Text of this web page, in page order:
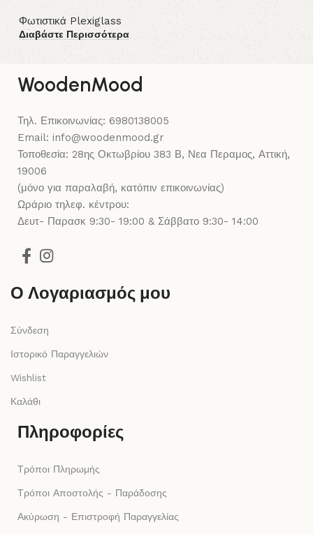
Φωτιστικά Plexiglass
Διαβάστε Περισσότερα
WoodenMood
Τηλ. Επικοινωνίας: 6980138005
Email: info@woodenmood.gr
Τοποθεσία: 28ης Οκτωβρίου 383 Β, Νεα Περαμος, Αττική,
19006
(μόνο για παραλαβή, κατόπιν επικοινωνίας)
Ωράριο τηλεφ. κέντρου:
Δευτ- Παρασκ 9:30- 19:00 & Σάββατο 9:30- 14:00
Ο Λογαριασμός μου
Σύνδεση
Ιστορικό Παραγγελιών
Wishlist
Καλάθι
Πληροφορίες
Τρόποι Πληρωμής
Τρόποι Αποστολής - Παράδοσης
Ακύρωση - Επιστροφή Παραγγελίας